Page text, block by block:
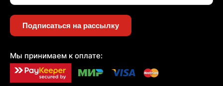
Подписаться на рассылку
Мы принимаем к оплате: